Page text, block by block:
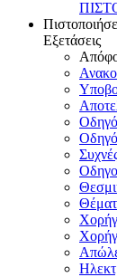
Εξετάσεις